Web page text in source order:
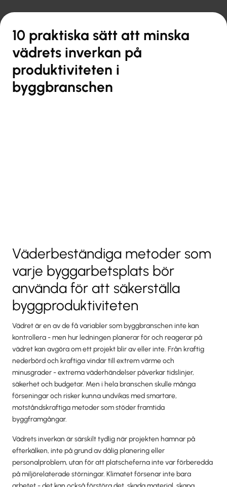
10 praktiska sätt att minska
vädrets inverkan på
produktiviteten i
byggbranschen
Väderbeständiga metoder som
varje byggarbetsplats bör
använda för att säkerställa
byggproduktiviteten
Vädret är en av de få variabler som byggbranschen inte kan
kontrollera - men hur ledningen planerar för och reagerar på
vädret kan avgöra om ett projekt blir av eller inte. Från kraftig
nederbörd och kraftiga vindar till extrem värme och
minusgrader - extrema väderhändelser påverkar tidslinjer,
säkerhet och budgetar. Men i hela branschen skulle många
förseningar och risker kunna undvikas med smartare,
motståndskraftiga metoder som stöder framtida
byggframgångar.
Vädrets inverkan är särskilt tydlig när projekten hamnar på
efterkälken, inte på grund av dålig planering eller
personalproblem, utan för att platscheferna inte var förberedda
på miljörelaterade störningar. Klimatet försenar inte bara